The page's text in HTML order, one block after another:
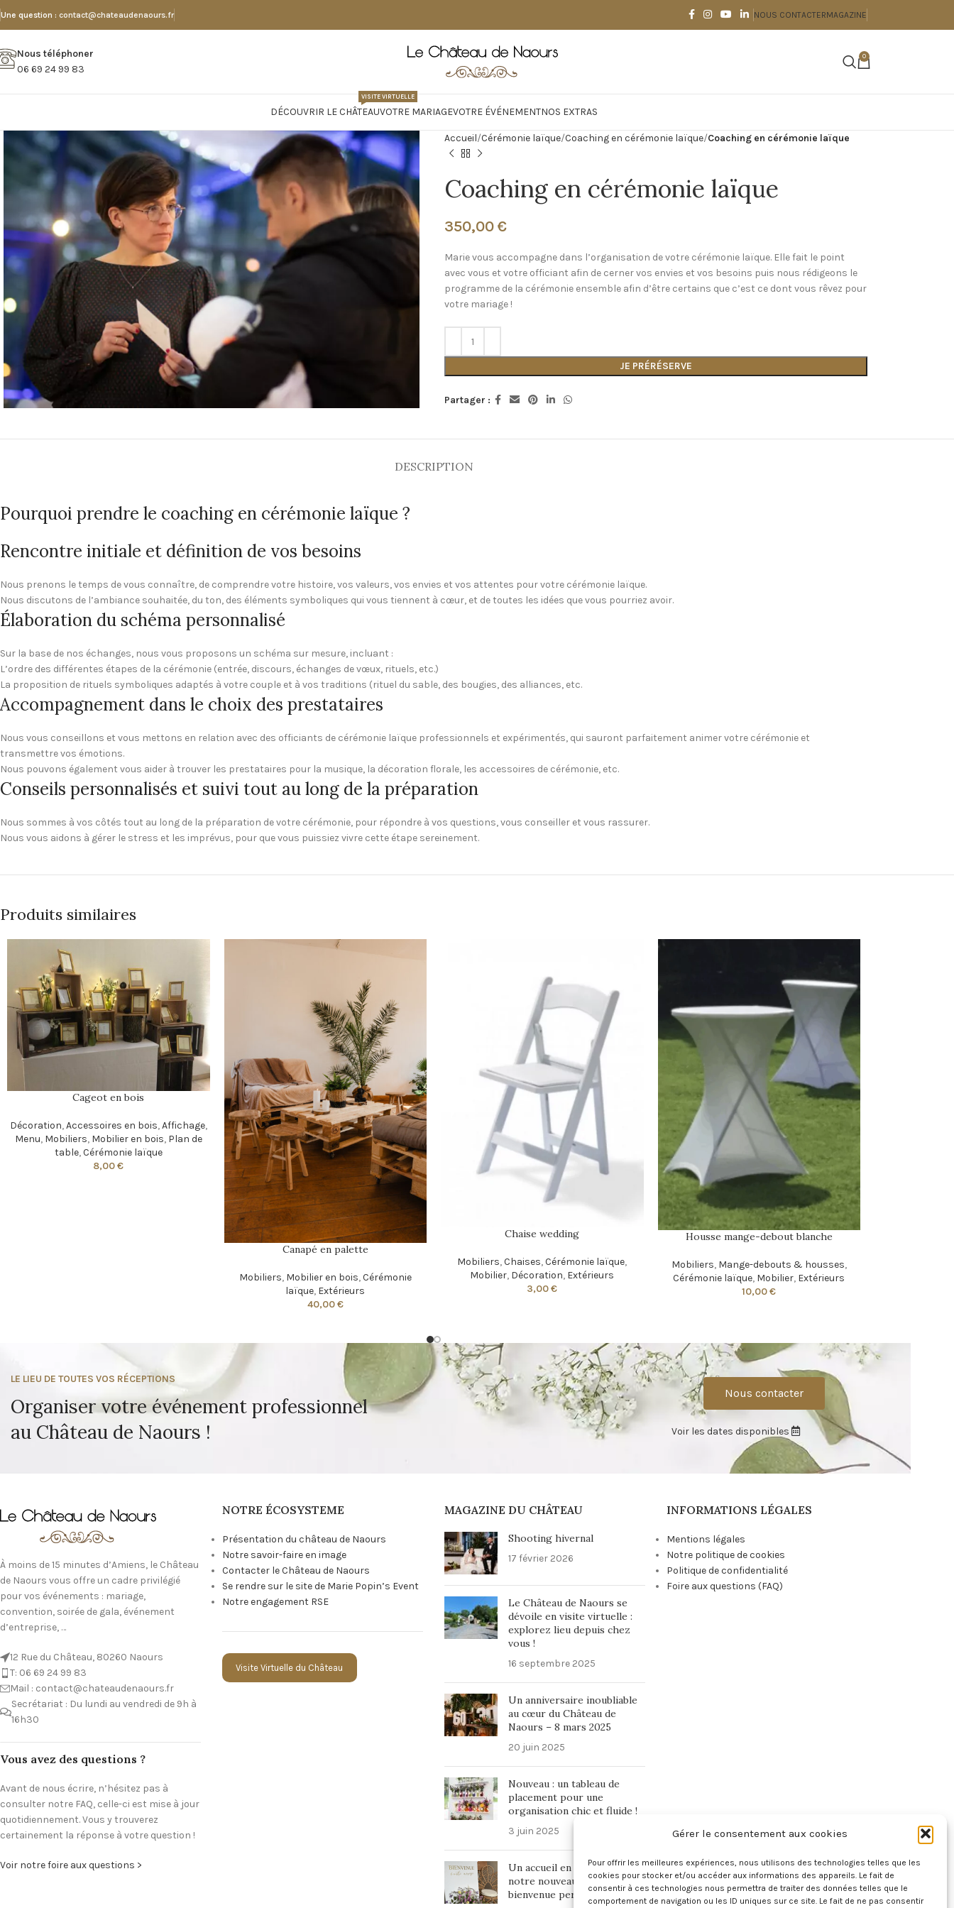
Gérer le consentement aux cookies
Pour offrir les meilleures expériences, nous utilisons des technologies telles que les
cookies pour stocker et/ou accéder aux informations des appareils. Le fait de
consentir à ces technologies nous permettra de traiter des données telles que le
comportement de navigation ou les ID uniques sur ce site. Le fait de ne pas consentir
Une question : contact@chateaudenaours.fr NOUS CONTACTERMAGAZINE
Nous téléphoner
06 69 24 99 83
0
DÉCOUVRIR LE CHÂTEAU
VISITE VIRTUELLE
VOTRE MARIAGEVOTRE ÉVÉNEMENTNOS EXTRAS
Accueil Cérémonie laïque Coaching en cérémonie laïque Coaching en cérémonie laïque
Coaching en cérémonie laïque
350,00 €
Marie vous accompagne dans l’organisation de votre cérémonie laïque. Elle fait le point
avec vous et votre officiant afin de cerner vos envies et vos besoins puis nous rédigeons le
programme de la cérémonie ensemble afin d’être certains que c’est ce dont vous rêvez pour
votre mariage !
JE PRÉRÉSERVE
Partager :
DESCRIPTION
Pourquoi prendre le coaching en cérémonie laïque ?
Rencontre initiale et définition de vos besoins
Nous prenons le temps de vous connaître, de comprendre votre histoire, vos valeurs, vos envies et vos attentes pour votre cérémonie laïque.
Nous discutons de l’ambiance souhaitée, du ton, des éléments symboliques qui vous tiennent à cœur, et de toutes les idées que vous pourriez avoir.
Élaboration du schéma personnalisé
Sur la base de nos échanges, nous vous proposons un schéma sur mesure, incluant :
L’ordre des différentes étapes de la cérémonie (entrée, discours, échanges de vœux, rituels, etc.)
La proposition de rituels symboliques adaptés à votre couple et à vos traditions (rituel du sable, des bougies, des alliances, etc.
Accompagnement dans le choix des prestataires
Nous vous conseillons et vous mettons en relation avec des officiants de cérémonie laïque professionnels et expérimentés, qui sauront parfaitement animer votre cérémonie et
transmettre vos émotions.
Nous pouvons également vous aider à trouver les prestataires pour la musique, la décoration florale, les accessoires de cérémonie, etc.
Conseils personnalisés et suivi tout au long de la préparation
Nous sommes à vos côtés tout au long de la préparation de votre cérémonie, pour répondre à vos questions, vous conseiller et vous rassurer.
Nous vous aidons à gérer le stress et les imprévus, pour que vous puissiez vivre cette étape sereinement.
Produits similaires
Cageot en bois
Décoration,Accessoires en bois,Affichage,
Menu, Mobiliers, Mobilier en bois, Plan de
table,Cérémonie laïque
8,00€
Canapé en palette
Mobiliers, Mobilier en bois,Cérémonie
laïque, Extérieurs
40,00€
Chaise wedding
Mobiliers,Chaises,Cérémonie laïque,
Mobilier, Décoration, Extérieurs
3,00€
Housse mange-debout blanche
Mobiliers, Mange-debouts & housses,
Cérémonie laïque, Mobilier, Extérieurs
10,00€
LE LIEU DE TOUTES VOS RÉCEPTIONS
Organiser votre événement professionnel
au Château de Naours !
Nous contacter
Voir les dates disponibles
À moins de 15 minutes d’Amiens, le Château
de Naours vous offre un cadre privilégié
pour vos événements : mariage,
convention, soirée de gala, événement
d’entreprise, …
12 Rue du Château, 80260 Naours
T: 06 69 24 99 83
Mail : contact@chateaudenaours.fr
Secrétariat : Du lundi au vendredi de 9h à
16h30
Vous avez des questions ?
Avant de nous écrire, n’hésitez pas à
consulter notre FAQ, celle-ci est mise à jour
quotidiennement. Vous y trouverez
certainement la réponse à votre question !
Voir notre foire aux questions >
NOTRE ÉCOSYSTEME
Présentation du château de Naours
Notre savoir-faire en image
Contacter le Château de Naours
Se rendre sur le site de Marie Popin’s Event
Notre engagement RSE
Visite Virtuelle du Château
MAGAZINE DU CHÂTEAU
Shooting hivernal
17 février 2026
Le Château de Naours se
dévoile en visite virtuelle :
explorez lieu depuis chez
vous !
16 septembre 2025
Un anniversaire inoubliable
au cœur du Château de
Naours – 8 mars 2025
20 juin 2025
Nouveau : un tableau de
placement pour une
organisation chic et fluide !
3 juin 2025
Un accueil en beauté avec
notre nouveau panneau de
bienvenue personnalisé !
INFORMATIONS LÉGALES
Mentions légales
Notre politique de cookies
Politique de confidentialité
Foire aux questions (FAQ)